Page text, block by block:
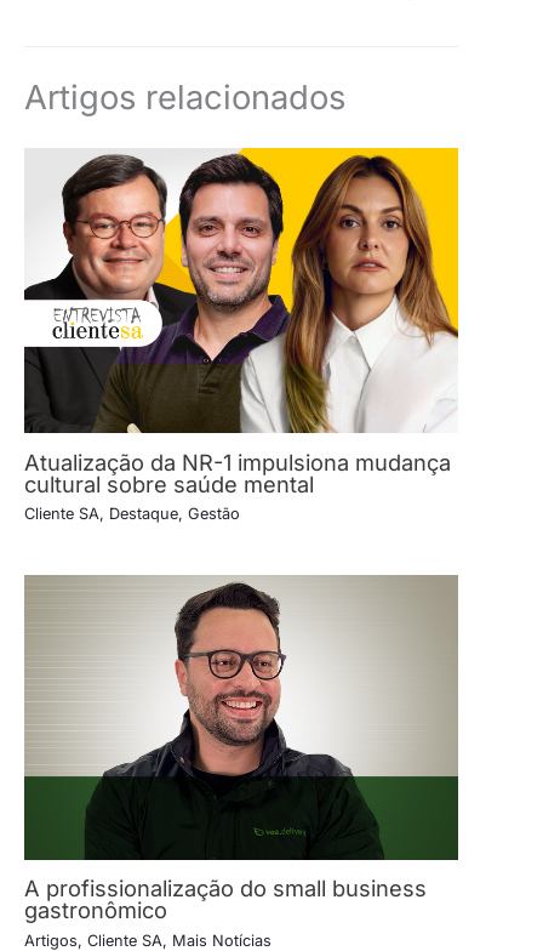
Artigos relacionados
Atualização da NR-1 impulsiona mudança
cultural sobre saúde mental
Cliente SA, Destaque, Gestão
A profissionalização do small business
gastronômico
Artigos, Cliente SA, Mais Notícias